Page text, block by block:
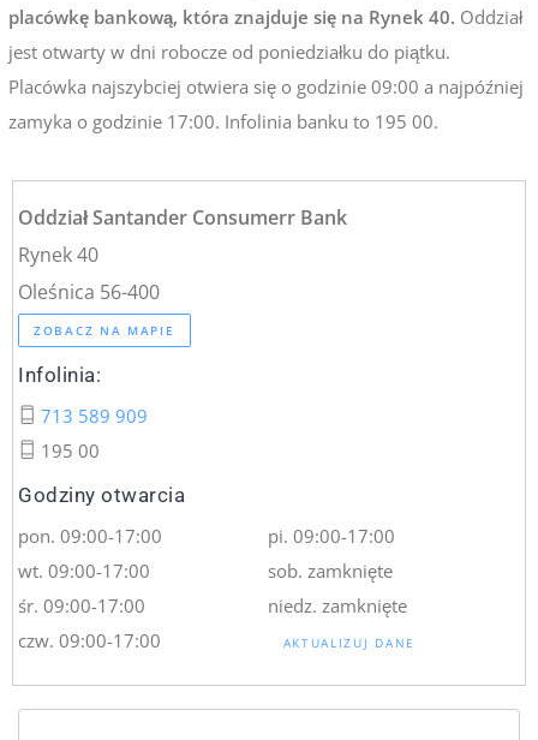
placówkę bankową, która znajduje się na Rynek 40. Oddział
jest otwarty w dni robocze od poniedziałku do piątku.
Placówka najszybciej otwiera się o godzinie 09:00 a najpóźniej
zamyka o godzinie 17:00. Infolinia banku to 195 00.
Oddział Santander Consumerr Bank
Rynek 40
Oleśnica 56-400
ZOBACZ NA MAPIE
Infolinia:
713 589 909
195 00
Godziny otwarcia
pon. 09:00-17:00
wt. 09:00-17:00
śr. 09:00-17:00
czw. 09:00-17:00
pi. 09:00-17:00
sob. zamknięte
niedz. zamknięte
AKTUALIZUJ DANE